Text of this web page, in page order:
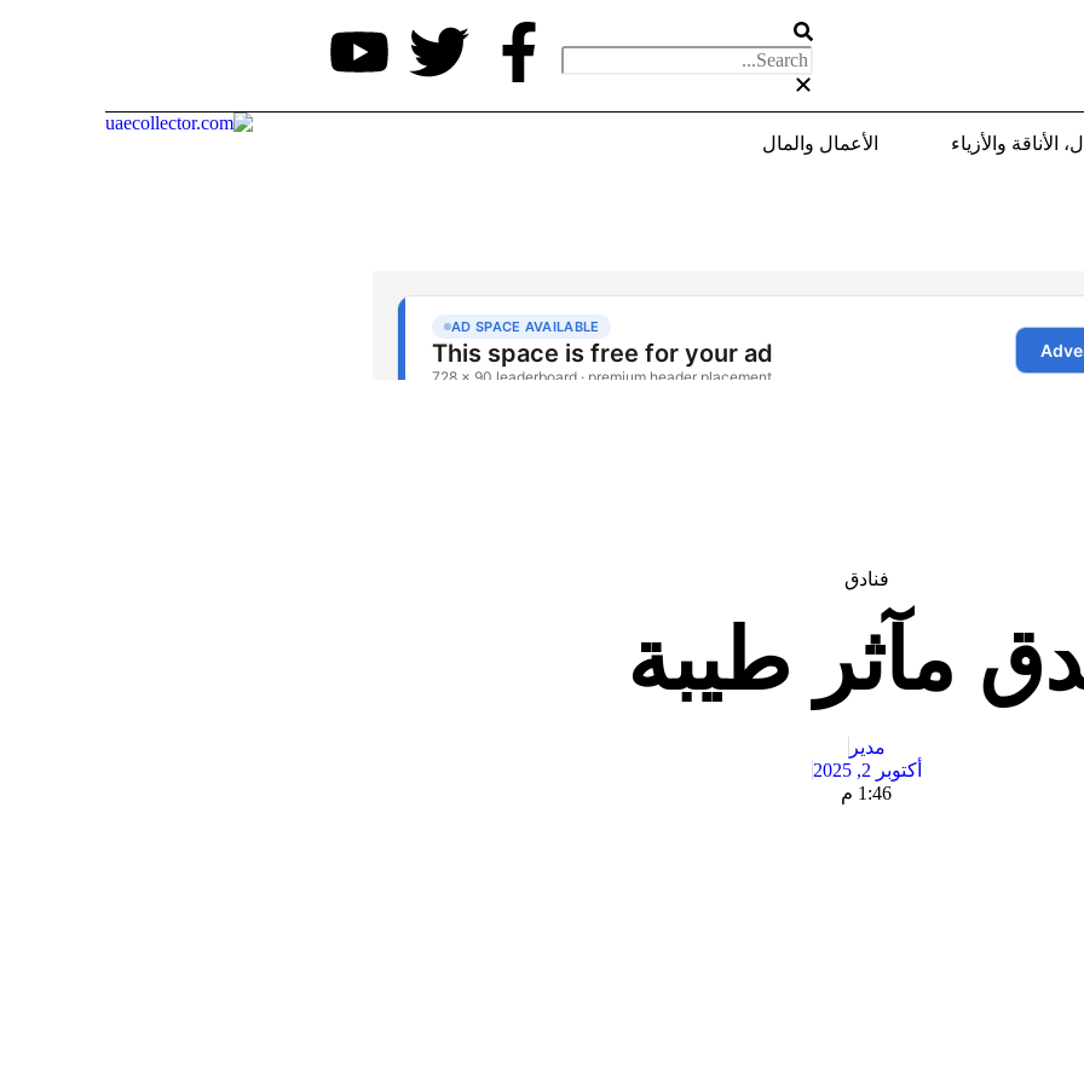
الأناقة والأزياء الأعمال والمال
فنادق
مآثر طيبة
مدير
أكتوبر 2, 2025
1:46 م